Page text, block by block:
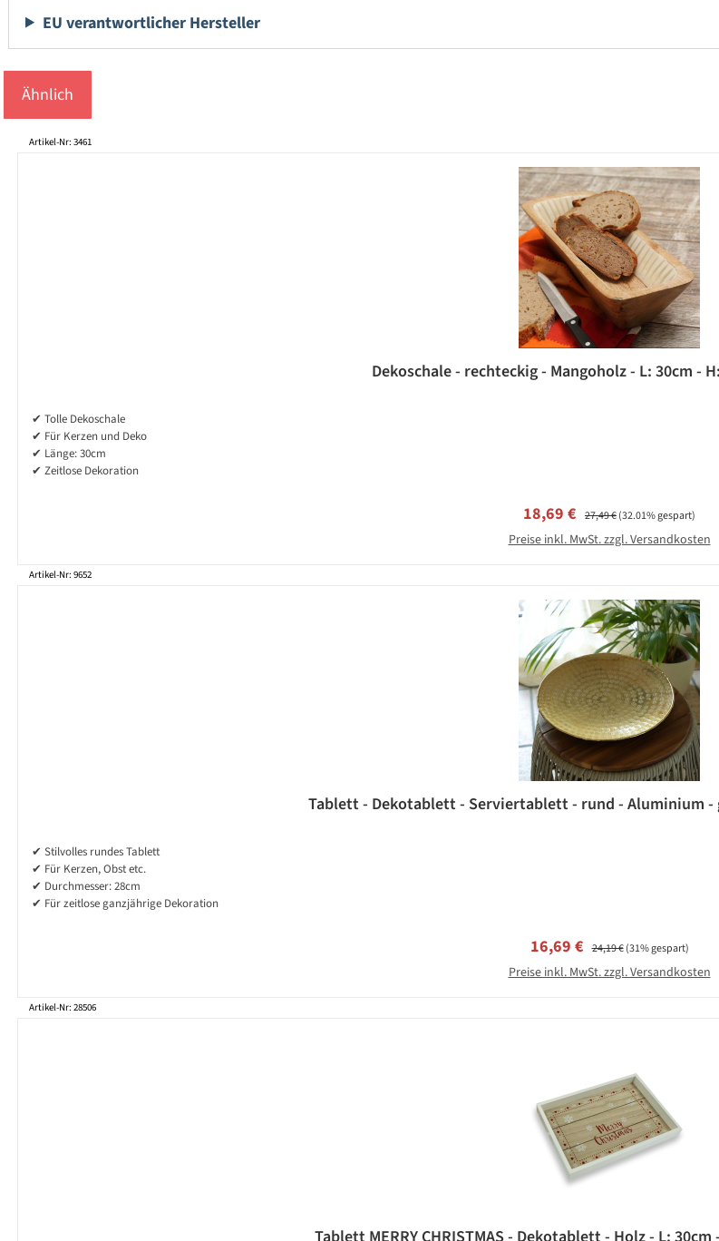
EU verantwortlicher Hersteller
Ähnlich
Produktgalerie überspringen
Artikel-Nr: 3461
Dekoschale - rechteckig - Mangoholz - L: 30cm -
✔ Tolle Dekoschale
✔ Für Kerzen und Deko
✔ Länge: 30cm
✔ Zeitlose Dekoration
Verkaufspreis:
18,69 € Regulärer Preis:
27,49 €(32.01% gespart)
Preise inkl. MwSt. zzgl. Versandkosten
Artikel-Nr: 9652
Tablett - Dekotablett - Serviertablett - rund - Aluminium -
✔ Stilvolles rundes Tablett
✔ Für Kerzen, Obst etc.
✔ Durchmesser: 28cm
✔ Für zeitlose ganzjährige Dekoration
Verkaufspreis:
16,69 € Regulärer Preis:
24,19 € (31% gespart)
Preise inkl. MwSt. zzgl. Versandkosten
Artikel-Nr: 28506